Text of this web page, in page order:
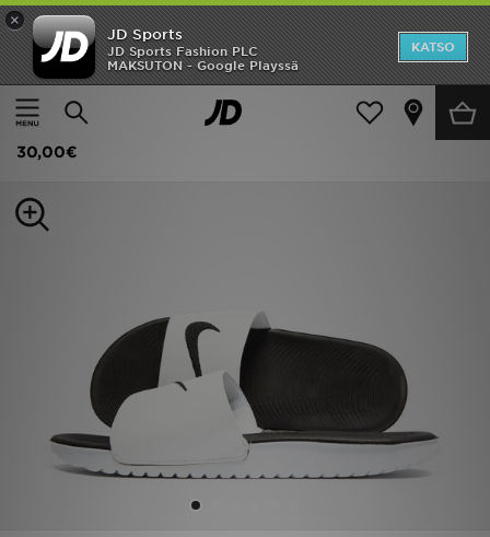
×
JD Sports
JD Sports Fashion PLC
MAKSUTON - Google Playssä
KATSO
Etusivu
Lapset Juniori kengät (Koot 35-38) Sandaalit
Nike Sandaalit Lapset
30,00€
Etusivu
Ale
Miehet
Tuotemerkit
Inspiroidu